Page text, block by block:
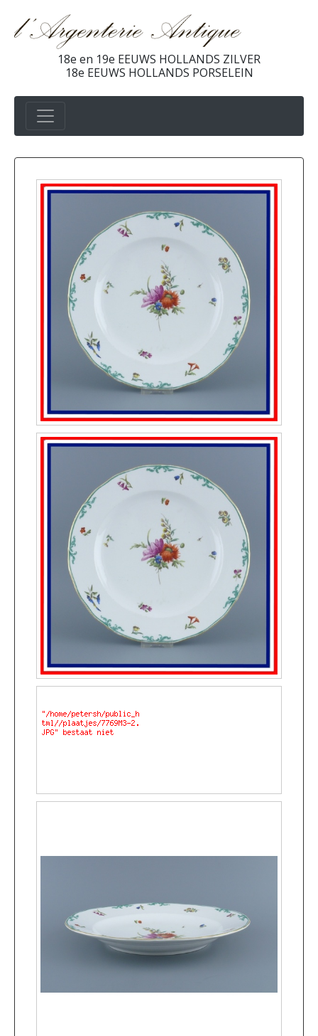
18e en 19e EEUWS HOLLANDS ZILVER
18e EEUWS HOLLANDS PORSELEIN